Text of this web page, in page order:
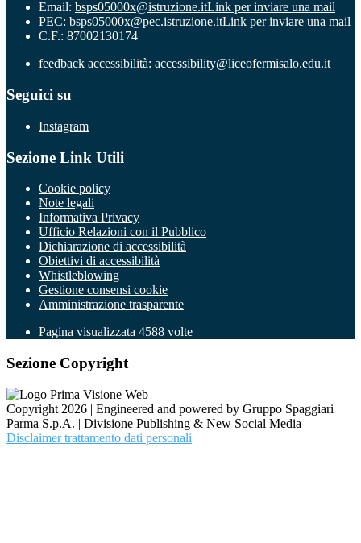
Email: bsps05000x@istruzione.itLink per inviare una mail
PEC: bsps05000x@pec.istruzione.itLink per inviare una mail
C.F.: 87002130174
feedback accessibilità: accessibility@liceofermisalo.edu.it
Seguici su
Instagram
Sezione Link Utili
Cookie policy
Note legali
Informativa Privacy
Ufficio Relazioni con il Pubblico
Dichiarazione di accessibilità
Obiettivi di accessibilità
Whistleblowing
Gestione consensi cookie
Amministrazione trasparente
Pagina visualizzata 4588 volte
Sezione Copyright
Copyright 2026 | Engineered and powered by Gruppo Spaggiari
Parma S.p.A. | Divisione Publishing & New Social Media
Disclaimer trattamento dati personali